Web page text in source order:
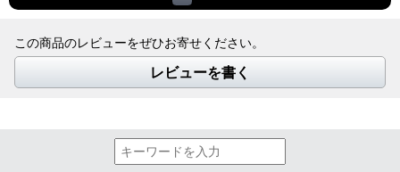
この商品のレビューをぜひお寄せください。
レビューを書く